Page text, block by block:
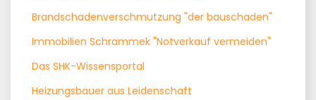
Brandschadenverschmutzung "der bauschaden"
Immobilien Schrammek "Notverkauf vermeiden"
Das SHK-Wissensportal
Heizungsbauer aus Leidenschaft